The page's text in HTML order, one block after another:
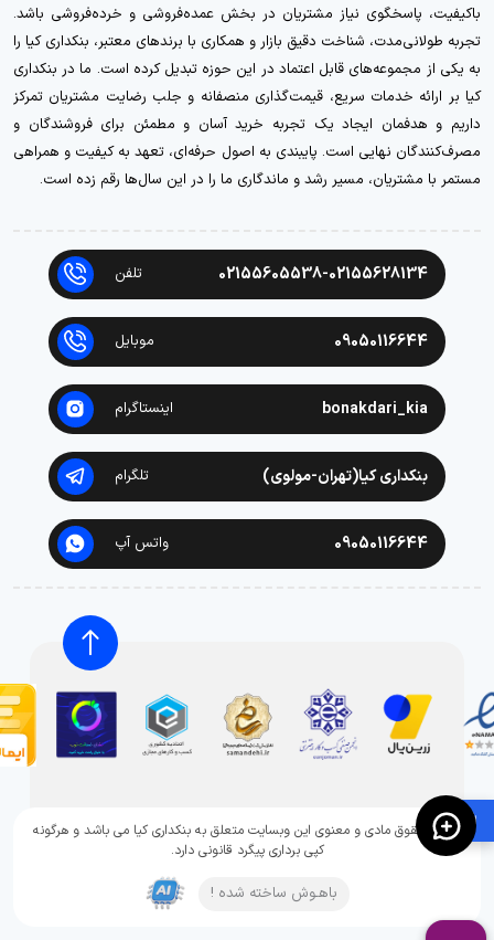
🛍️
باکیفیت، پاسخگوی نیاز مشتریان در بخش عمده‌فروشی و خرده‌فروشی باشد.
تجربه طولانی‌مدت، شناخت دقیق بازار و همکاری با برندهای معتبر، بنکداری کیا را
به یکی از مجموعه‌های قابل اعتماد در این حوزه تبدیل کرده است. ما در بنکداری
کیا بر ارائه خدمات سریع، قیمت‌گذاری منصفانه و جلب رضایت مشتریان تمرکز
داریم و هدفمان ایجاد یک تجربه خرید آسان و مطمئن برای فروشندگان و
مصرف‌کنندگان نهایی است. پایبندی به اصول حرفه‌ای، تعهد به کیفیت و همراهی
مستمر با مشتریان، مسیر رشد و ماندگاری ما را در این سال‌ها رقم زده است.
02155605538-02155628134 تلفن
09050116644 موبایل
bonakdari_kia اینستاگرام
بنکداری کیا(تهران-مولوی) تلگرام
09050116644 واتس آپ
تمامی حقوق مادی و معنوی این وبسایت متعلق به بنکداری کیا می باشد و هرگونه
کپی برداری پیگرد قانونی دارد.
باهـوش ساخته شده !